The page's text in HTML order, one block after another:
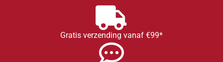
Gratis verzending vanaf €99*